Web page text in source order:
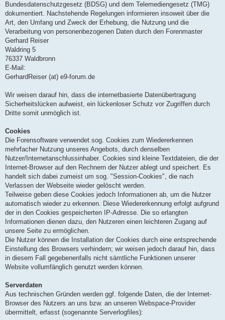
Bundesdatenschutzgesetz (BDSG) und dem Telemediengesetz (TMG)
dokumentiert. Nachstehende Regelungen informieren insoweit über die
Art, den Umfang und Zweck der Erhebung, die Nutzung und die
Verarbeitung von personenbezogenen Daten durch den Forenmaster
Gerhard Reiser
Waldring 5
76337 Waldbronn
E-Mail:
GerhardReiser (at) e9-forum.de
Wir weisen darauf hin, dass die internetbasierte Datenübertragung
Sicherheitslücken aufweist, ein lückenloser Schutz vor Zugriffen durch
Dritte somit unmöglich ist.
Cookies
Die Forensoftware verwendet sog. Cookies zum Wiedererkennen
mehrfacher Nutzung unseres Angebots, durch denselben
Nutzer/Internetanschlussinhaber. Cookies sind kleine Textdateien, die der
Internet-Browser auf den Rechnern der Nutzer ablegt und speichert. Es
handelt sich dabei zumeist um sog. "Session-Cookies", die nach
Verlassen der Webseite wieder gelöscht werden.
Teilweise geben diese Cookies jedoch Informationen ab, um die Nutzer
automatisch wieder zu erkennen. Diese Wiedererkennung erfolgt aufgrund
der in den Cookies gespeicherten IP-Adresse. Die so erlangten
Informationen dienen dazu, den Nutzeren einen leichteren Zugang auf
unsere Seite zu ermöglichen.
Die Nutzer können die Installation der Cookies durch eine entsprechende
Einstellung des Browsers verhindern; wir weisen jedoch darauf hin, dass
in diesem Fall gegebenenfalls nicht sämtliche Funktionen unserer
Website vollumfänglich genutzt werden können.
Serverdaten
Aus technischen Gründen werden ggf. folgende Daten, die der Internet-
Browser des Nutzers an uns bzw. an unseren Webspace-Provider
übermittelt, erfasst (sogenannte Serverlogfiles):